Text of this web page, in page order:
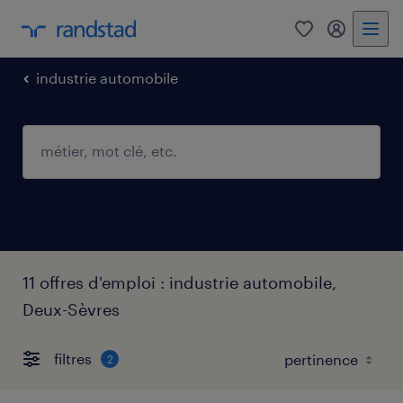
0 mon
industrie automobile
11 offres d'emploi : industrie automobile,
Deux-Sèvres
filtres 2